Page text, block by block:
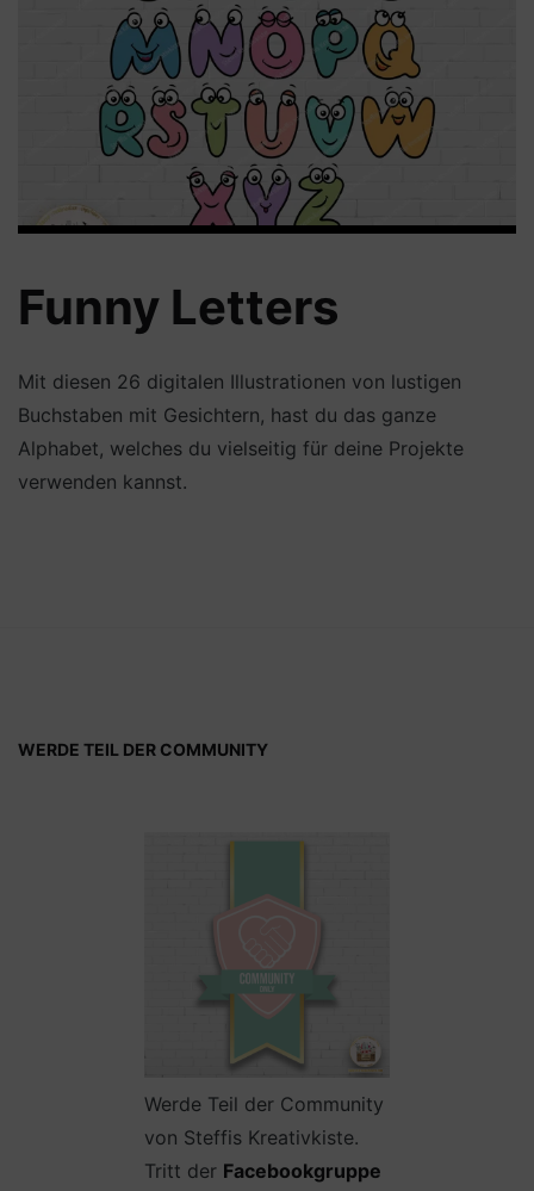
Funny Letters
Mit diesen 26 digitalen Illustrationen von lustigen
Buchstaben mit Gesichtern, hast du das ganze
Alphabet, welches du vielseitig für deine Projekte
verwenden kannst.
WERDE TEIL DER COMMUNITY
Werde Teil der Community
von Steffis Kreativkiste.
Tritt der Facebookgruppe